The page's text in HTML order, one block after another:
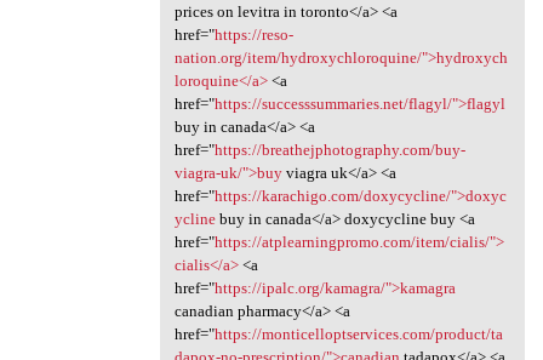
prices on levitra in toronto</a> <a
href="https://reso-
nation.org/item/hydroxychloroquine/">hydroxych
loroquine</a><a
href="https://successsummaries.net/flagyl/">flagyl
buy in canada</a> <a
href="https://breathejphotography.com/buy-
viagra-uk/">buyviagra uk</a> <a
href="https://karachigo.com/doxycycline/">doxyc
yclinebuy in canada</a> doxycycline buy <a
href="https://atplearningpromo.com/item/cialis/">
cialis</a><a
href="https://ipalc.org/kamagra/">kamagra
canadian pharmacy</a> <a
href="https://monticelloptservices.com/product/ta